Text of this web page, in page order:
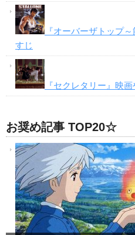
『オーバーザトップ
すじ
『セクレタリー』映
お奨め記事 TOP20☆